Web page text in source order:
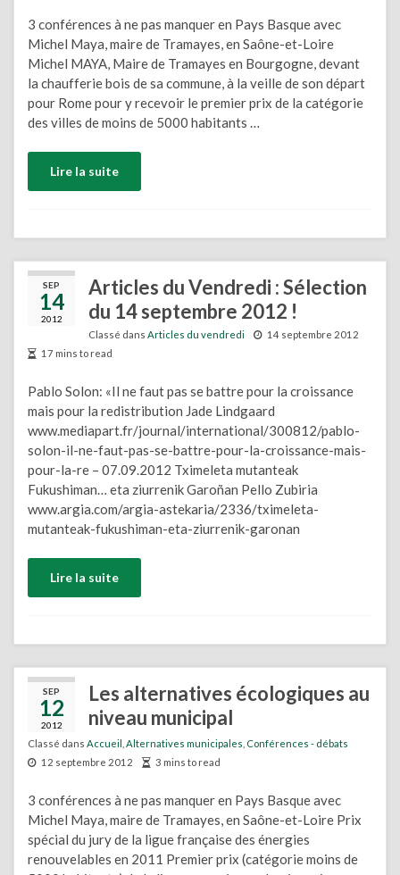
3 conférences à ne pas manquer en Pays Basque avec
Michel Maya, maire de Tramayes, en Saône-et-Loire
Michel MAYA, Maire de Tramayes en Bourgogne, devant
la chaufferie bois de sa commune, à la veille de son départ
pour Rome pour y recevoir le premier prix de la catégorie
des villes de moins de 5000 habitants …
Lire la suite
SEP
14
2012
Articles du Vendredi : Sélection
du 14 septembre 2012 !
Classé dans Articles du vendredi
14 septembre 2012
17 mins to read
Pablo Solon: «Il ne faut pas se battre pour la croissance
mais pour la redistribution Jade Lindgaard
www.mediapart.fr/journal/international/300812/pablo-
solon-il-ne-faut-pas-se-battre-pour-la-croissance-mais-
pour-la-re – 07.09.2012 Tximeleta mutanteak
Fukushiman… eta ziurrenik Garoñan Pello Zubiria
www.argia.com/argia-astekaria/2336/tximeleta-
mutanteak-fukushiman-eta-ziurrenik-garonan
Lire la suite
SEP
12
2012
Les alternatives écologiques au
niveau municipal
Classé dans Accueil Alternatives municipales Conférences - débats
12 septembre 2012
3 mins to read
3 conférences à ne pas manquer en Pays Basque avec
Michel Maya, maire de Tramayes, en Saône-et-Loire Prix
spécial du jury de la ligue française des énergies
renouvelables en 2011 Premier prix (catégorie moins de